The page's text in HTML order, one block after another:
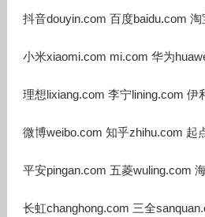
抖音douyin.com 百度baidu.com 淘
小米xiaomi.com mi.com 华为
理想lixiang.com 李宁lining.com 伊
微博weibo.com 知乎zhihu.com 起
平安pingan.com 五菱wuling.com
长虹changhong.com 三全